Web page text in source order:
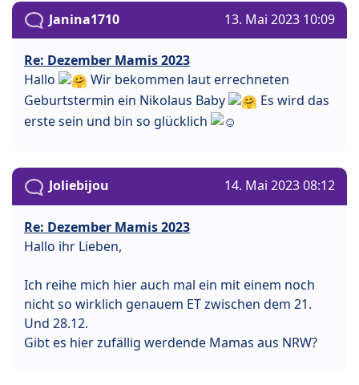
Janina1710 13. Mai 2023 10:09
Re: Dezember Mamis 2023
Hallo
Wir bekommen laut errechneten
Geburtstermin ein Nikolaus Baby
Es wird das
erste sein und bin so glücklich
Joliebijou 14. Mai 2023 08:12
Re: Dezember Mamis 2023
Hallo ihr Lieben,
Ich reihe mich hier auch mal ein mit einem noch
nicht so wirklich genauem ET zwischen dem 21.
Und 28.12.
Gibt es hier zufällig werdende Mamas aus NRW?